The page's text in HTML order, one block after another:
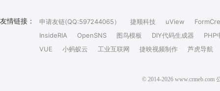
友情链接： 申请友链(QQ:597244065） 捷顺科技 uView
InsideRIA
OpenSNS 图鸟模板 DIY代码生成器
PHP
VUE
小蚂蚁云 工业互联网 捷映视频制作 芦虎导航
© 2014-2026